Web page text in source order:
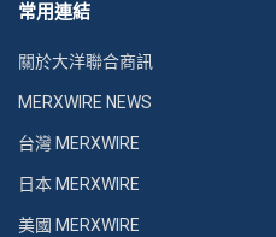
常用連結
關於大洋聯合商訊
MERXWIRE NEWS
台灣 MERXWIRE
日本 MERXWIRE
美國 MERXWIRE